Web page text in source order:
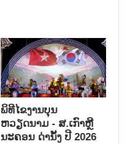
ພິທີໄຂງານບຸນ
ຫວຽດນາມ - ສ.ເກົາຫຼີ
ນະຄອນ ດ່ານັ້ງ ປີ 2026